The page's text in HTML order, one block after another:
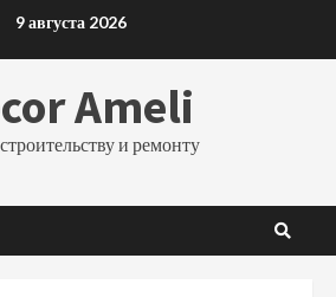
9 августа 2026
Ameli
и ремонту